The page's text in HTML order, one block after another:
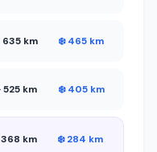
km ❄️ 465 km
km ❄️ 405 km
km ❄️ 284 km